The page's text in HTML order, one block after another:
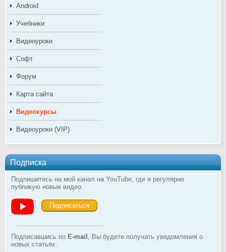
Android
Учебники
Видеоуроки
Софт
Форум
Карта сайта
Видеокурсы
Видеоуроки (VIP)
Подписка
Подпишитесь на мой канал на YouTube, где я регулярно
публикую новые видео.
Подписаться
Подписавшись по E-mail , Вы будете получать уведомления о
новых статьях.